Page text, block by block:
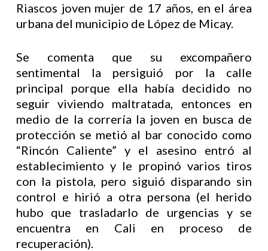
Riascos joven mujer de 17 años, en el área
urbana del municipio de López de Micay.
Se comenta que su excompañero
sentimental la persiguió por la calle
principal porque ella había decidido no
seguir viviendo maltratada, entonces en
medio de la correría la joven en busca de
protección se metió al bar conocido como
“Rincón Caliente” y el asesino entró al
establecimiento y le propinó varios tiros
con la pistola, pero siguió disparando sin
control e hirió a otra persona (el herido
hubo que trasladarlo de urgencias y se
encuentra en Cali en proceso de
recuperación).